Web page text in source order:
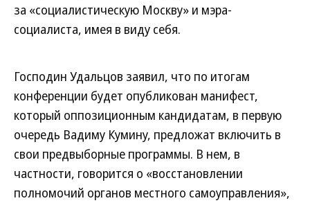
за «социалистическую Москву» и мэра-
социалиста, имея в виду себя.
Господин Удальцов заявил, что по итогам
конференции будет опубликован манифест,
который оппозиционным кандидатам, в первую
очередь Вадиму Кумину, предложат включить в
свои предвыборные программы. В нем, в
частности, говорится о «восстановлении
полномочий органов местного самоуправления»,